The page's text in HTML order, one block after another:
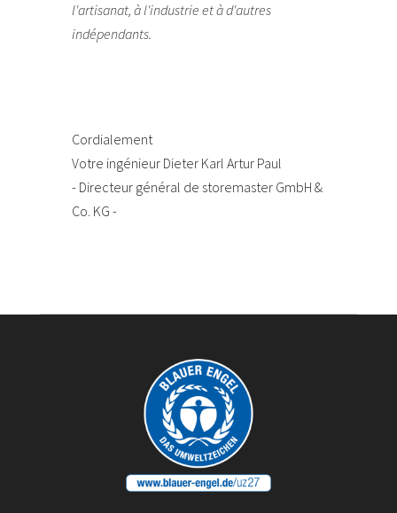
l'artisanat, à l'industrie et à d'autres
indépendants.
Cordialement
Votre ingénieur Dieter Karl Artur Paul
- Directeur général de storemaster GmbH &
Co. KG -